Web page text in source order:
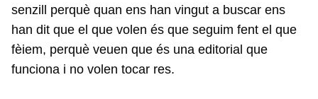
senzill perquè quan ens han vingut a buscar ens
han dit que el que volen és que seguim fent el que
fèiem, perquè veuen que és una editorial que
funciona i no volen tocar res.